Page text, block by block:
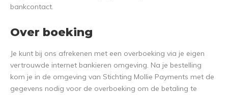
bankcontact.
Over boeking
Je kunt bij ons afrekenen met een overboeking via je eigen
vertrouwde internet bankieren omgeving. Na je bestelling
kom je in de omgeving van Stichting Mollie Payments met de
gegevens nodig voor de overboeking om de betaling te